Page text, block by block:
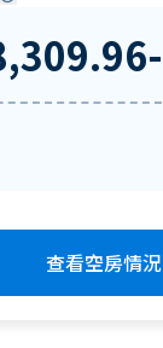
-
查看空房情況